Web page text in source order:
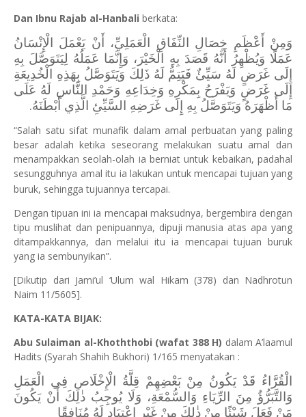
Dan Ibnu Rajab al-Hanbali berkata:
وَمِنْ أَعْظَمِ خِصَالِ النِّفَاقِ الْعَمَلِيِّ، أَنْ يَعْمَلَ الْإِنْسَانُ
عَمَلًا وَيُظْهِرُ أَنَّهُ قَصَدَ بِهِ الْخَيْرَ، وَإِنَّمَا عَمَلُهُ لِيَتَوَصَّلَ بِهِ
إِلَى غَرَضٍ لَهُ سَيِّئٌ فَيَتِمُّ لَهُ ذَلِكَ وَيَتَوَصَّلُ بِهَذِهِ الْخُدِيعَةِ
إِلَى غَرَضٍ وَيَفْرَحُ بِمَكْرِهِ وَخِدَاعِهِ وَحَمْدِ النَّاسِ لَهُ عَلَى
مَا أَظْهَرَهُ وَيَتَوَصَّلُ بِهِ إِلَى غَرَضِهِ السَّيِّئِ الَّذِي أَبْطَنَهُ.
“Salah satu sifat munafik dalam amal perbuatan yang paling
besar adalah ketika seseorang melakukan suatu amal dan
menampakkan seolah-olah ia berniat untuk kebaikan, padahal
sesungguhnya amal itu ia lakukan untuk mencapai tujuan yang
buruk, sehingga tujuannya tercapai.
Dengan tipuan ini ia mencapai maksudnya, bergembira dengan
tipu muslihat dan penipuannya, dipuji manusia atas apa yang
ditampakkannya, dan melalui itu ia mencapai tujuan buruk
yang ia sembunyikan”.
[Dikutip dari Jami’ul ‘Ulum wal Hikam (378) dan Nadhrotun
Naim 11/5605].
KATA-KATA BIJAK:
Abu Sulaiman al-Khoththobi (wafat 388 H) dalam A’laamul
Hadits (Syarah Shahih Bukhori) 1/165 menyatakan :
الْقُرَّاءُ قَدْ يَكُونُ مِنْ بَعْضِهِمْ قِلَّةُ الْإِخْلَاصِ فِي الْعَمَلِ
وَالتَّبَرُّؤُ مِنَ الرِّيَاءِ وَالسُّمْعَةِ، وَلَا يُوجِبُ ذٰلِكَ أَنْ يَكُونَ
مَنْ فَعَلَ شَيْئًا مِنْ ذٰلِكَ مِنْ غَيْرِ اعْتِيَادٍ لَهُ مُنَافِقًا